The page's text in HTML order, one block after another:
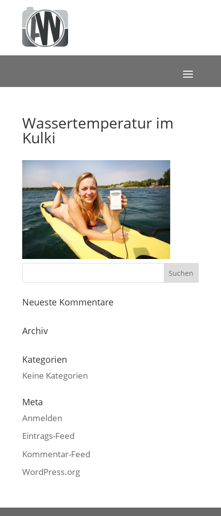
Wassertemperatur im
Kulki
Neueste Kommentare
Archiv
Kategorien
Keine Kategorien
Meta
Anmelden
Eintrags-Feed
Kommentar-Feed
WordPress.org